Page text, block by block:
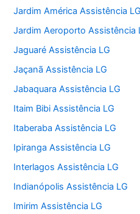
Jardim América Assistência LG
Jardim Aeroporto Assistência
Jaguaré Assistência LG
Jaçanã Assistência LG
Jabaquara Assistência LG
Itaim Bibi Assistência LG
Itaberaba Assistência LG
Ipiranga Assistência LG
Interlagos Assistência LG
Indianópolis Assistência LG
Imirim Assistência LG